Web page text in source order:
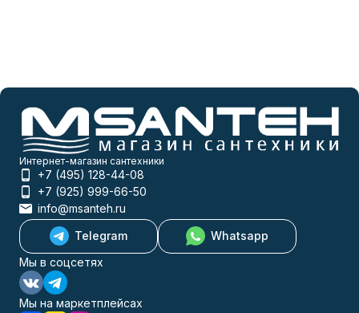
Интернет-магазин сантехники
+7 (495) 128-44-08
+7 (925) 999-66-50
info@msanteh.ru
Telegram
Whatsapp
Мы в соцсетях
Мы на маркетплейсах